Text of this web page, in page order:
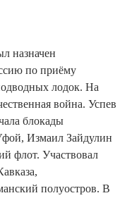
назначен
по приёму
лодок. На
война. Успев
блокады
Измаил Зай­дулин
флот. Участвовал
полуостров. В